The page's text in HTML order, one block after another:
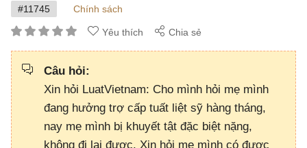
#11745
Chính sách
Yêu thích Chia sẻ
Câu hỏi:
Xin hỏi LuatVietnam: Cho mình hỏi mẹ mình
đang hưởng trợ cấp tuất liệt sỹ hàng tháng,
nay mẹ mình bị khuyết tật đặc biệt nặng,
không đi lại được. Xin hỏi mẹ mình có được